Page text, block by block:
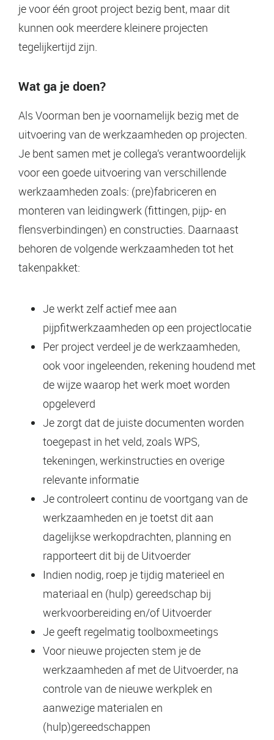
je voor één groot project bezig bent, maar dit
kunnen ook meerdere kleinere projecten
tegelijkertijd zijn.
Wat ga je doen?
Als Voorman ben je voornamelijk bezig met de
uitvoering van de werkzaamheden op projecten.
Je bent samen met je collega’s verantwoordelijk
voor een goede uitvoering van verschillende
werkzaamheden zoals: (pre)fabriceren en
monteren van leidingwerk (fittingen, pijp- en
flensverbindingen) en constructies. Daarnaast
behoren de volgende werkzaamheden tot het
takenpakket:
Je werkt zelf actief mee aan
pijpfitwerkzaamheden op een projectlocatie
Per project verdeel je de werkzaamheden,
ook voor ingeleenden, rekening houdend met
de wijze waarop het werk moet worden
opgeleverd
Je zorgt dat de juiste documenten worden
toegepast in het veld, zoals WPS,
tekeningen, werkinstructies en overige
relevante informatie
Je controleert continu de voortgang van de
werkzaamheden en je toetst dit aan
dagelijkse werkopdrachten, planning en
rapporteert dit bij de Uitvoerder
Indien nodig, roep je tijdig materieel en
materiaal en (hulp) gereedschap bij
werkvoorbereiding en/of Uitvoerder
Je geeft regelmatig toolboxmeetings
Voor nieuwe projecten stem je de
werkzaamheden af met de Uitvoerder, na
controle van de nieuwe werkplek en
aanwezige materialen en
(hulp)gereedschappen